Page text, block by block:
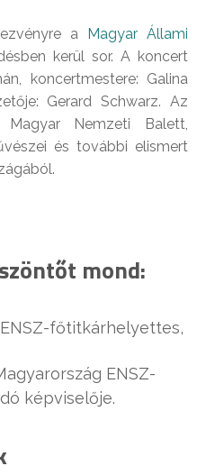
a
Magyar Állami
kerül sor. A koncert
koncertmestere: Galina
Gerard Schwarz. Az
Nemzeti Balett,
és további elismert
mond:
főtitkárhelyettes,
ENSZ-
képviselője.